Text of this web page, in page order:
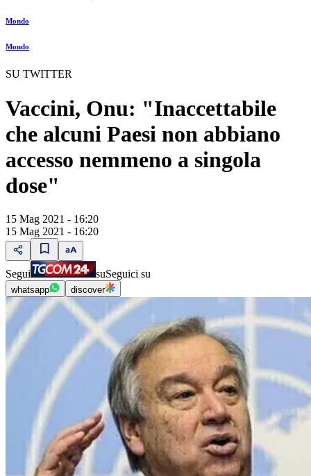
Mondo
Mondo
SU TWITTER
Vaccini, Onu: "Inaccettabile
che alcuni Paesi non abbiano
accesso nemmeno a singola
dose"
15 Mag 2021 - 16:20
15 Mag 2021 - 16:20
Segui suSeguici su
whatsapp discover